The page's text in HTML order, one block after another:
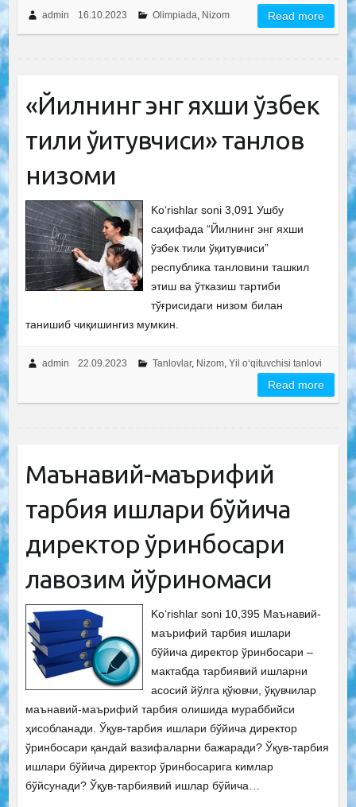
admin 16.10.2023 Olimpiada Nizom Read more
«Йилнинг энг яхши ўзбек
тили ўқитувчиси» танлов
низоми
Ko‘rishlar soni 3,091 Ушбу
саҳифада “Йилнинг энг яхши
ўзбек тили ўқитувчиси”
республика танловини ташкил
этиш ва ўтказиш тартиби
тўғрисидаги низом билан
танишиб чиқишингиз мумкин.
admin 22.09.2023 Tanlovlar, Nizom, Yil o‘qituvchisi tanlovi
Read more
Маънавий-маърифий
тарбия ишлари бўйича
директор ўринбосари
лавозим йўриқномаси
Ko‘rishlar soni 10,395 Маънавий-
маърифий тарбия ишлари
бўйича директор ўринбосари –
мактабда тарбиявий ишларни
асосий йўлга қўювчи, ўқувчилар
маънавий-маърифий тарбия олишида мураббийси
ҳисобланади. Ўқув-тарбия ишлари бўйича директор
ўринбосари қандай вазифаларни бажаради? Ўқув-тарбия
ишлари бўйича директор ўринбосарига кимлар
бўйсунади? Ўқув-тарбиявий ишлар бўйича…